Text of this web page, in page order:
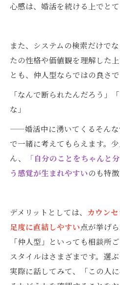
心感は、婚活を続ける上でとて
また、システムの検索だけで
たの性格や価値観を理解した
とも、仲人型ならではの良さで
「なんで断られたんだろう」
な」
——婚活中に湧いてくるそんな
で一緒に考えてもらえます。
ん、
「自分のことをちゃんと
う感覚が生まれやすいのも特徴
デメリットとしては、 カウン
足度に直結しやすい点が挙げ
「仲人型」といっても相談所
スタイルはさまざまです。選
実際に話してみて、「この人